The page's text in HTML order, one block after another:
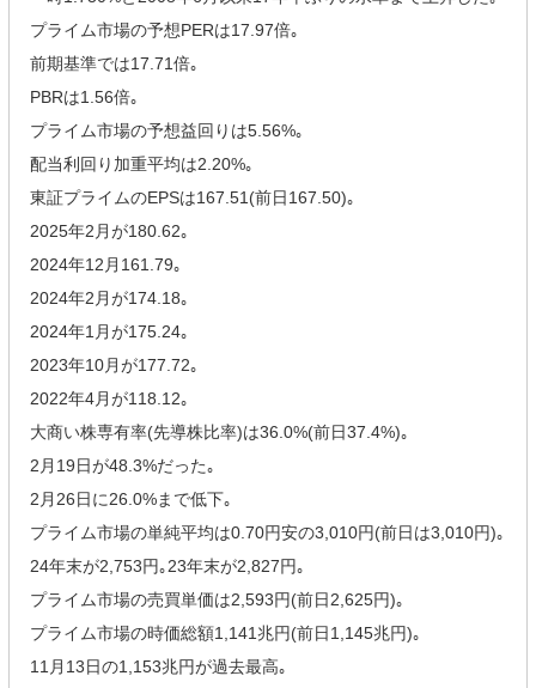
プライム市場の予想PERは17.97倍｡
前期基準では17.71倍｡
PBRは1.56倍｡
プライム市場の予想益回りは5.56%｡
配当利回り加重平均は2.20%｡
東証プライムのEPSは167.51(前日167.50)｡
2025年2月が180.62｡
2024年12月161.79｡
2024年2月が174.18｡
2024年1月が175.24｡
2023年10月が177.72｡
2022年4月が118.12｡
大商い株専有率(先導株比率)は36.0%(前日37.4%)｡
2月19日が48.3%だった｡
2月26日に26.0%まで低下｡
プライム市場の単純平均は0.70円安の3,010円(前日は3,010円)｡
24年末が2,753円｡23年末が2,827円｡
プライム市場の売買単価は2,593円(前日2,625円)｡
プライム市場の時価総額1,141兆円(前日1,145兆円)｡
11月13日の1,153兆円が過去最高｡